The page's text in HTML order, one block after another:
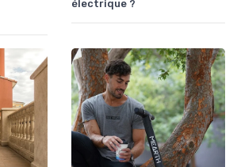
électrique ?